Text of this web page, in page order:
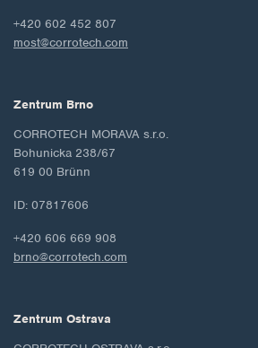
+420 602 452 807
most@corrotech.com
Zentrum Brno
CORROTECH MORAVA s.r.o.
Bohunicka 238/67
619 00 Brünn
ID: 07817606
+420 606 669 908
brno@corrotech.com
Zentrum Ostrava